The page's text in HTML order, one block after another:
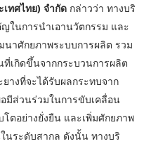
ทศไทย) จำกัดกล่าวว่า ทางบริ
ในการนำเอานวัตกรรม และ
าศักยภาพระบบการผลิต รวม
ที่เกิดขึ้นจากกระบวนการผลิต
างที่จะได้รับผลกระทบจาก
มีส่วนร่วมในการขับเคลื่อน
ตอย่างยั่งยืน และเพิ่มศักยภาพ
นระดับสากล ดังนั้น ทางบริ